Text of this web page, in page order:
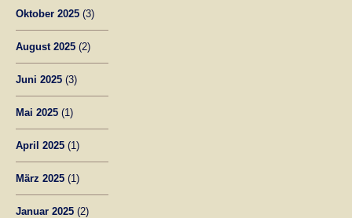
Oktober 2025 (3)
August 2025 (2)
Juni 2025 (3)
Mai 2025 (1)
April 2025 (1)
März 2025 (1)
Januar 2025 (2)